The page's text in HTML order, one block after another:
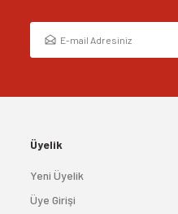
Üyelik
Yeni Üyelik
Üye Girişi